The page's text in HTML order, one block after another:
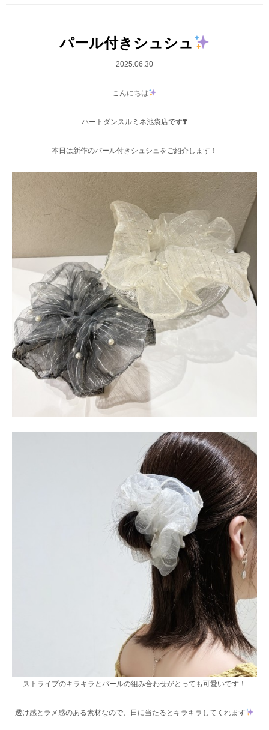
パール付きシュシュ
2025.06.30
こんにちは
ハートダンスルミネ池袋店です❣️
本日は新作のパール付きシュシュをご紹介します！
ストライプのキラキラとパールの組み合わせがとっても可愛いです！
透け感とラメ感のある素材なので、日に当たるとキラキラしてくれます